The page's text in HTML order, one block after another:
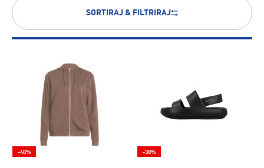
SORTIRAJ & FILTRIRAJ
-40% -30%